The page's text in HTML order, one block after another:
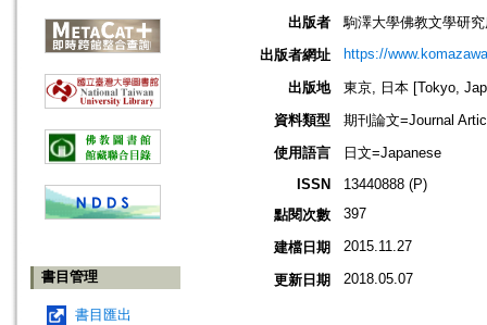
書目管理
書目匯出
出版者
駒澤大學佛教文學研
出版者網址
https://
出版地
東京, 日本 [Tokyo,
資料類型
期刊論文=Journal
使用語言
日文=Japanese
ISSN
13440888 (P)
點閱次數
397
建檔日期 2015.11.27
更新日期 2018.05.07